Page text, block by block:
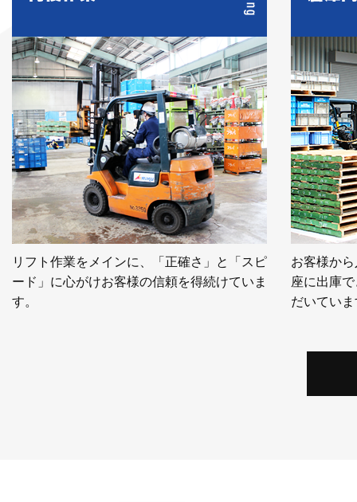
リフト作業をメインに、「正確さ」と「スピ
ード」に心がけお客様の信頼を得続けていま
す。
お客様か
座に出庫
だいてい